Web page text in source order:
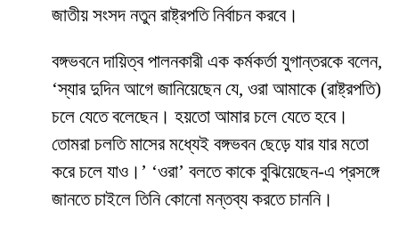
জাতীয় সংসদ নতুন রাষ্ট্রপতি নির্বাচন করবে।
বঙ্গভবনে দায়িত্ব পালনকারী এক কর্মকর্তা যুগান্তরকে বলেন,
‘স্যার দুদিন আগে জানিয়েছেন যে, ওরা আমাকে (রাষ্ট্রপতি)
চলে যেতে বলেছেন। হয়তো আমার চলে যেতে হবে।
তোমরা চলতি মাসের মধ্যেই বঙ্গভবন ছেড়ে যার যার মতো
করে চলে যাও।’ ‘ওরা’ বলতে কাকে বুঝিয়েছেন-এ প্রসঙ্গে
জানতে চাইলে তিনি কোনো মন্তব্য করতে চাননি।